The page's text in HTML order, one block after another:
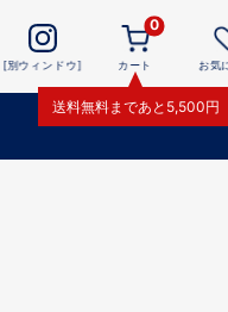
[別ウィンドウ]
0
カート
送料無料まであと 5,500円
お気